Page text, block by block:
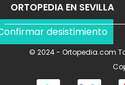
ORTOPEDIA EN SEVILLA
desistimiento
© 2024 - Ortopedia.com